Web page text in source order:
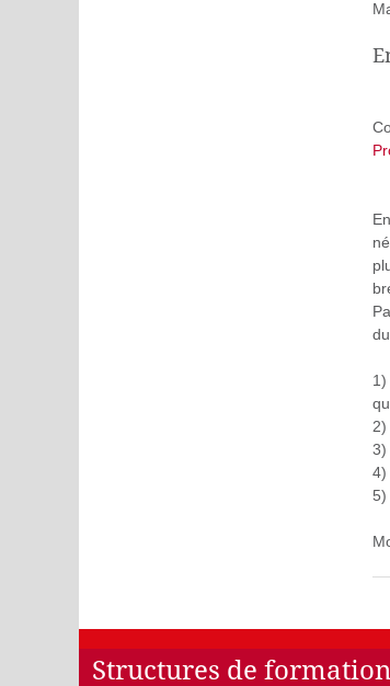
3)
4)
Structures de formation